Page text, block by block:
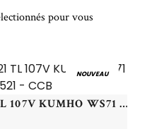
pour vous
NOUVEAU
KUMHO - 295/35 VR21 TL 107V KUMHO WS71 XL - 2953521 - CCB